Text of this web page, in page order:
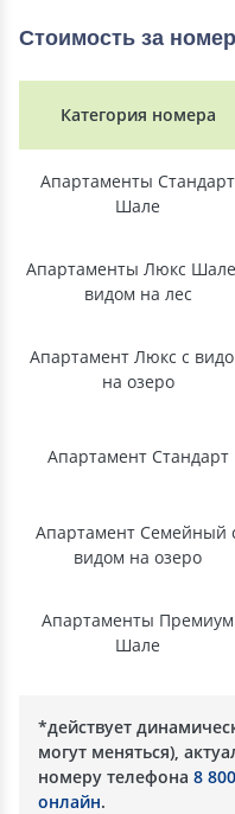
Стоимость за
Категория номера
Апартаменты Стандарт
Шале
Апартаменты Люкс
видом на лес
Апартамент Люкс с
на озеро
Апартамент Стандарт
Апартамент Семейный
видом на озеро
Апартаменты Премиум
Шале
*действует
могут меняться),
номеру телефона 8
онлайн.